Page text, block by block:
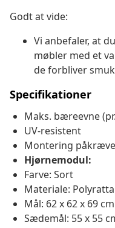
Godt at vide:
Vi anbefaler, at
møbler med et
de forbliver
Specifikationer
Maks. bæreevne
UV-resistent
Montering
Hjørnemodul:
Farve: Sort
Materiale:
Mål: 62 x 62 x 69
Sædemål: 55 x 55